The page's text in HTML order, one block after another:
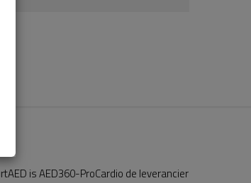
is AED360-ProCardio de leverancier